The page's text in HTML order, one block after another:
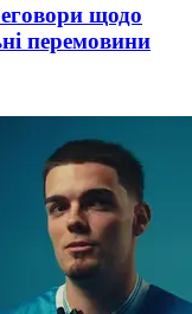
щодо
перемовини